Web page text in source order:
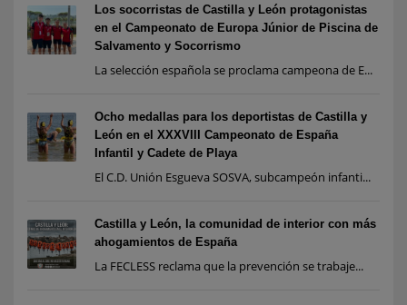
Los socorristas de Castilla y León protagonistas
en el Campeonato de Europa Júnior de Piscina de
Salvamento y Socorrismo
La selección española se proclama campeona de E...
Ocho medallas para los deportistas de Castilla y
León en el XXXVIII Campeonato de España
Infantil y Cadete de Playa
El C.D. Unión Esgueva SOSVA, subcampeón infanti...
Castilla y León, la comunidad de interior con más
ahogamientos de España
La FECLESS reclama que la prevención se trabaje...